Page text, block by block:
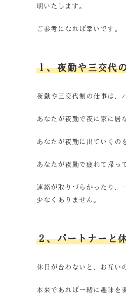
明いたします。
ご参考になれば幸いです。
１、夜勤や三交代
夜勤や三交代制の仕事は、
あなたが夜勤で夜に家に居
あなたが夜勤に出ていくの
あなたが夜勤で疲れて帰っ
連絡が取りづらかったり、
少なくありません。
２、パートナーと
休日が合わないと、お互い
本来であれば一緒に趣味を